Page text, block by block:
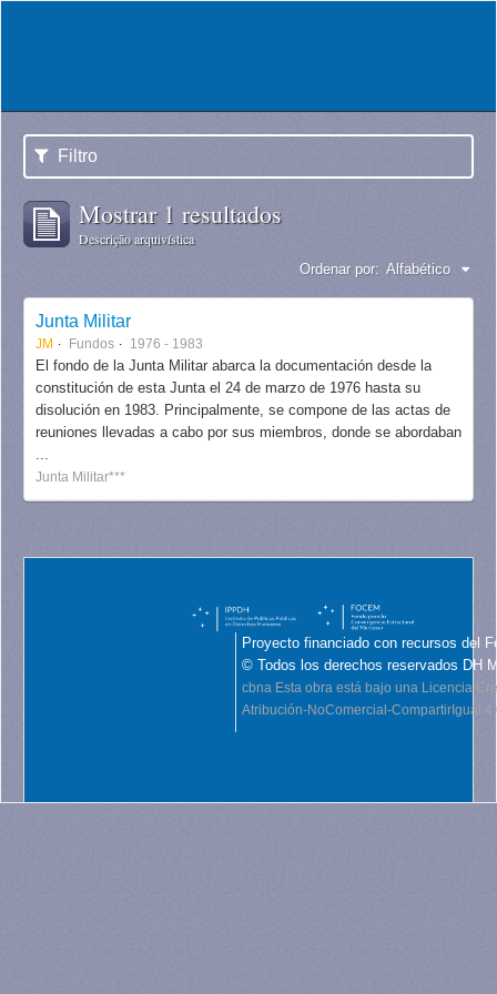
Filtro
Mostrar 1 resultados
Descrição arquivística
Ordenar por: Alfabético
Junta Militar
JM Fundos 1976 - 1983
El fondo de la Junta Militar abarca la documentación desde la
constitución de esta Junta el 24 de marzo de 1976 hasta su
disolución en 1983. Principalmente, se compone de las actas de
reuniones llevadas a cabo por sus miembros, donde se abordaban
...
Junta Militar***
Proyecto financiado con recursos del
© Todos los derechos reservados DH
cbna Esta obra está bajo una Licencia
Atribución-NoComercial-CompartirIgual